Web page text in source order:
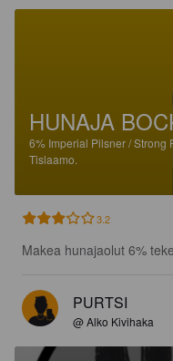
HUNAJA
6% Imperial Pilsner / Strong
Tislaamo.
3.2
Makea hunajaolut 6%
PURTSI
@ Alko Kivihaka